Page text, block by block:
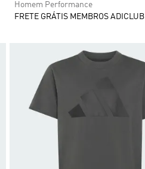
Homem Performance
FRETE GRÁTIS MEMBROS ADICLUB
Adicionar à Lista de Desejos